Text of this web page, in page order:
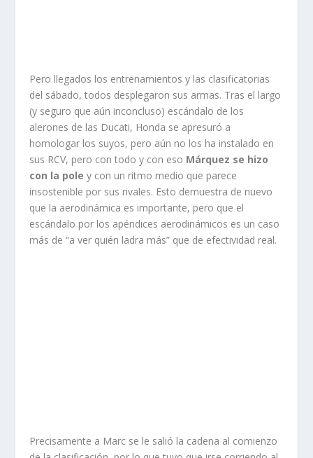
Pero llegados los entrenamientos y las clasificatorias
del sábado, todos desplegaron sus armas. Tras el largo
(y seguro que aún inconcluso) escándalo de los
alerones de las Ducati, Honda se apresuró a
homologar los suyos, pero aún no los ha instalado en
sus RCV, pero con todo y con eso Márquez se hizo
con la pole y con un ritmo medio que parece
insostenible por sus rivales. Esto demuestra de nuevo
que la aerodinámica es importante, pero que el
escándalo por los apéndices aerodinámicos es un caso
más de “a ver quién ladra más” que de efectividad real.
Precisamente a Marc se le salió la cadena al comienzo